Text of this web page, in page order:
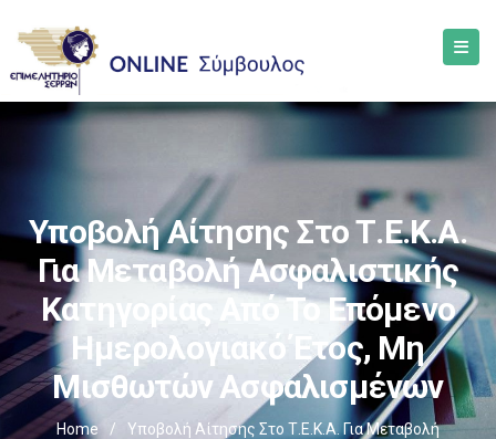
Υποβολή Αίτησης Στο Τ.Ε.Κ.Α.
Για Μεταβολή Ασφαλιστικής
Κατηγορίας Από Το Επόμενο
Ημερολογιακό Έτος, Μη
Μισθωτών Ασφαλισμένων
Home /
Υποβολή Αίτησης Στο Τ.Ε.Κ.Α. Για Μεταβολή